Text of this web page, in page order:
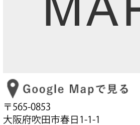
〒565-0853
大阪府吹田市春日1-1-1